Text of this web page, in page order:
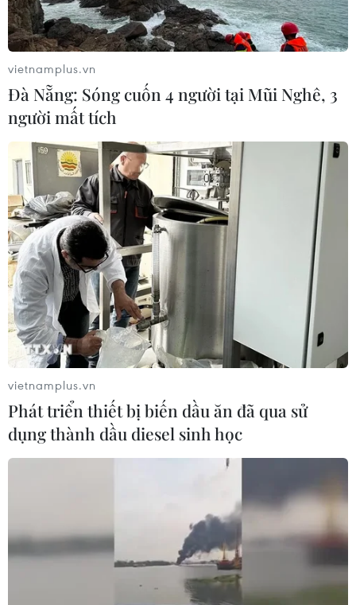
vietnamplus.vn
Đà Nẵng: Sóng cuốn 4 người tại Mũi Nghê, 3
người mất tích
vietnamplus.vn
Phát triển thiết bị biến dầu ăn đã qua sử
dụng thành dầu diesel sinh học